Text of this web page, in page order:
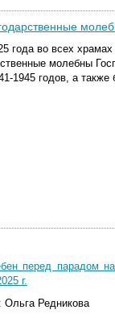
года во всех
молебны
1945 годов, а
перед парадом
г.
Ольга Редникова